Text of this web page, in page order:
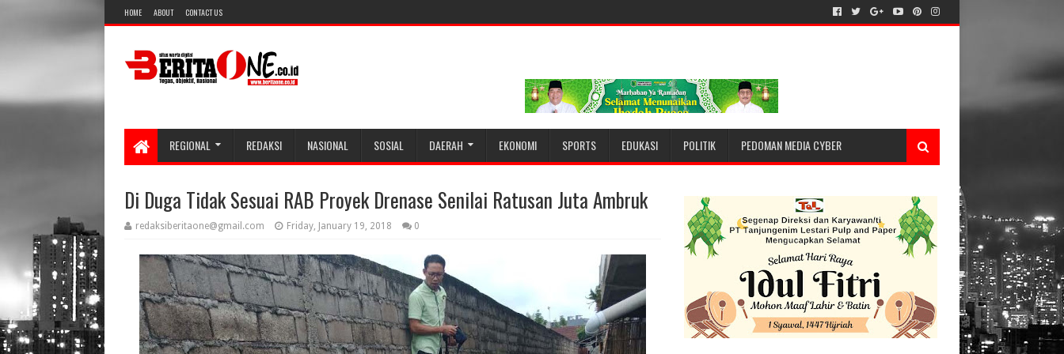
HOME ABOUT CONTACT US
REGIONAL REDAKSI NASIONAL SOSIAL DAERAH EKONOMI SPORTS EDUKASI POLITIK PEDOMAN MEDIA CYBER
Di Duga Tidak Sesuai RAB Proyek Drenase Senilai Ratusan Juta Ambruk
redaksiberitaone@gmail.com Friday, January 19, 2018 0